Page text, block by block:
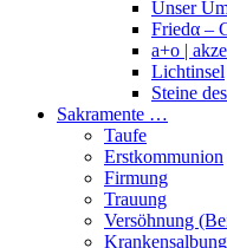
Unser
Friedα –
a+o |
Lichtinsel
Steine
Sakramente …
Taufe
Erstkommunion
Firmung
Trauung
Versöhnung
Krankensalbung